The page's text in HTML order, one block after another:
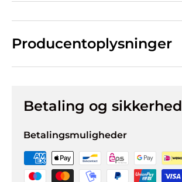
Producentoplysninger
Betaling og sikkerhed
Betalingsmuligheder